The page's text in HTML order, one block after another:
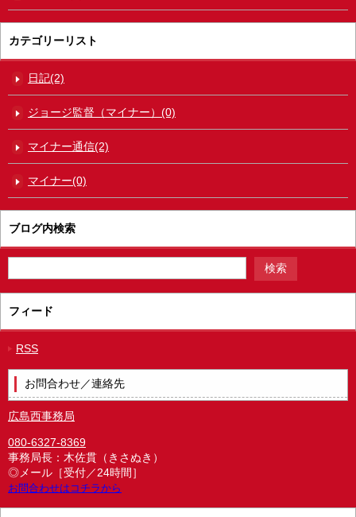
カテゴリーリスト
日記(2)
ジョージ監督（マイナー）(0)
マイナー通信(2)
マイナー(0)
ブログ内検索
フィード
RSS
お問合わせ／連絡先
広島西事務局
080-6327-8369
事務局長：木佐貫（きさぬき）
◎メール［受付／24時間］
お問合わせはコチラから